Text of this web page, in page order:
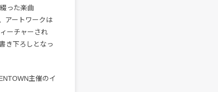
った楽曲
アートワークは
ーチャーされ
き下ろしとなっ
主催のイ